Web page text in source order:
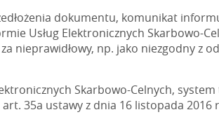
dokumentu, komunikat
Usług Elektronicznych Skarbowo-
nieprawidłowy, np. jako niezgodny
Skarbowo-Celnych,
35a ustawy z dnia 16 listopada